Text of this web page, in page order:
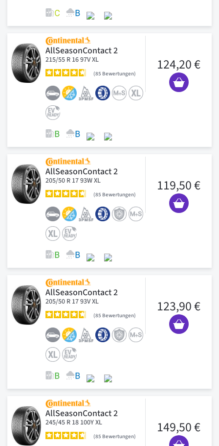
AllSeasonContact 2
215/55 R 16 97V XL
85 Bewertungen
124,20 €
AllSeasonContact 2
205/50 R 17 93W XL
85 Bewertungen
119,50 €
AllSeasonContact 2
205/50 R 17 93V XL
85 Bewertungen
123,90 €
AllSeasonContact 2
245/45 R 18 100Y XL
85 Bewertungen
149,50 €